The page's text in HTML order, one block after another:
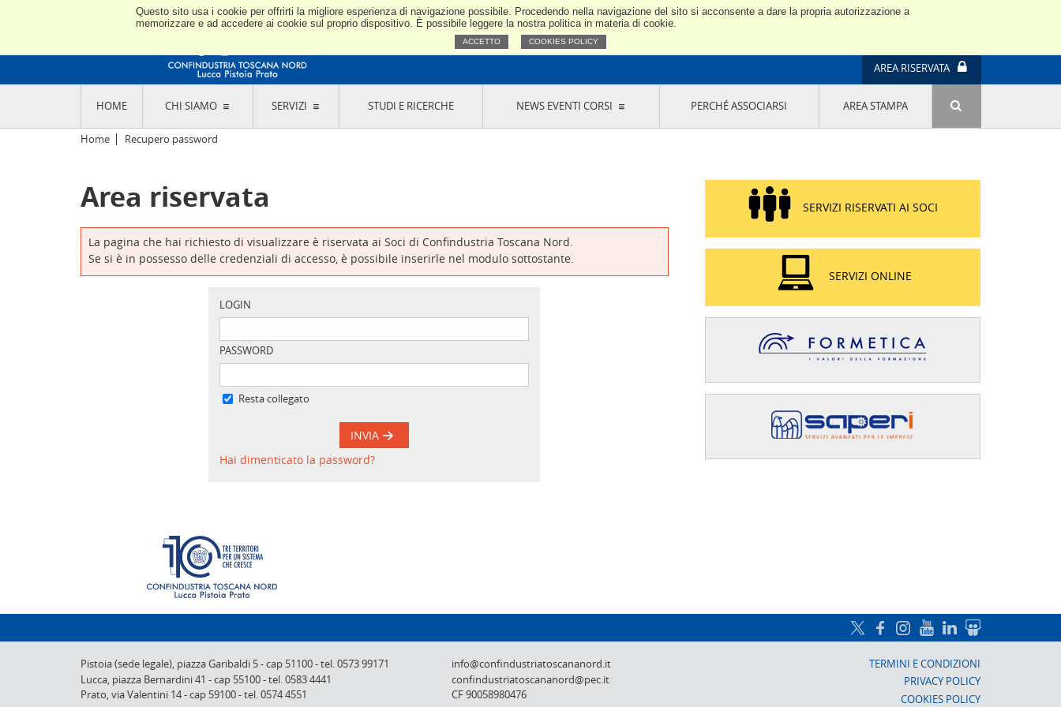
Questo sito usa i cookie per offrirti la migliore esperienza di navigazione possibile. Procedendo nella navigazione del sito si acconsente a dare la propria autorizzazione a
memorizzare e ad accedere ai cookie sul proprio dispositivo. È possibile leggere la nostra politica in materia di cookie.
ACCETTO COOKIES POLICY
Confindustria Toscana Nord
AREA RISERVATA
HOME CHI SIAMO
L'ASSOCIAZIONE
CODICE ETICO E DEI VALORI ASSOCIATIVI
TRASPARENZA CONTRIBUTI PUBBLICI
L'INDUSTRIA E IL TERRITORIO DI LUCCA,
PISTOIA E PRATO
SEDI E CONTATTI
ABOUT US
DESIGNAZIONE
ORGANI DI CONTROLLO
COMITATO PICCOLA
INDUSTRIA
GRUPPI DI ACQUISTO
EDIZIONE
PROGETTO LU.ME.
IL MANAGER DELLA SOSTENIBILITÀ NEL
DISTRETTO TESSILE PRATESE
GRUPPO IMPRENDITORIA FEMMINILE
SOSTENIBILITÀ
SERVIZI STUDI E RICERCHE NEWS EVENTI CORSI PERCHÉ ASSOCIARSI AREA STAMPA
Home Recupero password
Area riservata
La pagina che hai richiesto di visualizzare è riservata ai Soci di Confindustria Toscana Nord.
Se si è in possesso delle credenziali di accesso, è possibile inserirle nel modulo sottostante.
LOGIN
PASSWORD
Resta collegato
INVIA
Hai dimenticato la password?
SERVIZI RISERVATI AI SOCI
SERVIZI ONLINE
Pistoia (sede legale), piazza Garibaldi 5-cap 51100-tel. 0573 99171
Lucca, piazza Bernardini 41 -cap 55100-tel. 0583 4441
Prato,via Valentini 14-cap 59100-tel. 0574 4551
info@confindustriatoscananord.it
confindustriatoscananord@pec.it
CF 90058980476
TERMINI E CONDIZIONI
PRIVACY POLICY
COOKIES POLICY